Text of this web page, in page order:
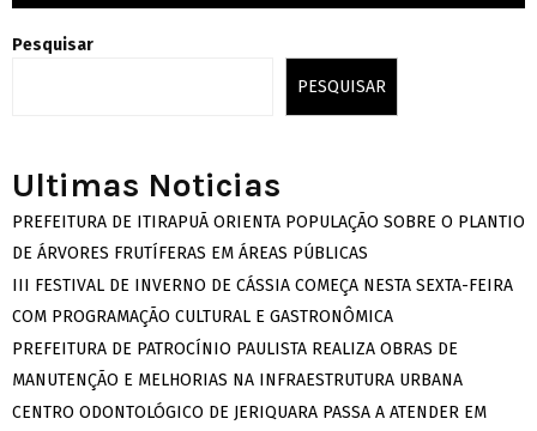
Pesquisar
PESQUISAR
Ultimas Noticias
PREFEITURA DE ITIRAPUÃ ORIENTA POPULAÇÃO SOBRE O PLANTIO
DE ÁRVORES FRUTÍFERAS EM ÁREAS PÚBLICAS
III FESTIVAL DE INVERNO DE CÁSSIA COMEÇA NESTA SEXTA-FEIRA
COM PROGRAMAÇÃO CULTURAL E GASTRONÔMICA
PREFEITURA DE PATROCÍNIO PAULISTA REALIZA OBRAS DE
MANUTENÇÃO E MELHORIAS NA INFRAESTRUTURA URBANA
CENTRO ODONTOLÓGICO DE JERIQUARA PASSA A ATENDER EM